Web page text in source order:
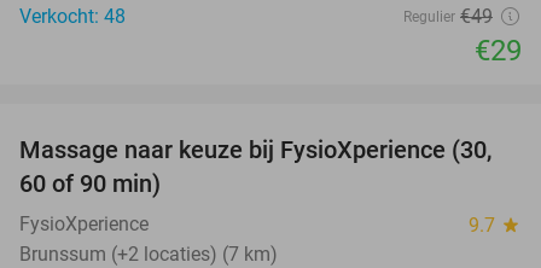
Verkocht: 48
Regulier €49
€29
44%
Massage naar keuze bij FysioXperience (30,
60 of 90 min)
FysioXperience 9.7 star
Brunssum (+2 locaties) (7 km)